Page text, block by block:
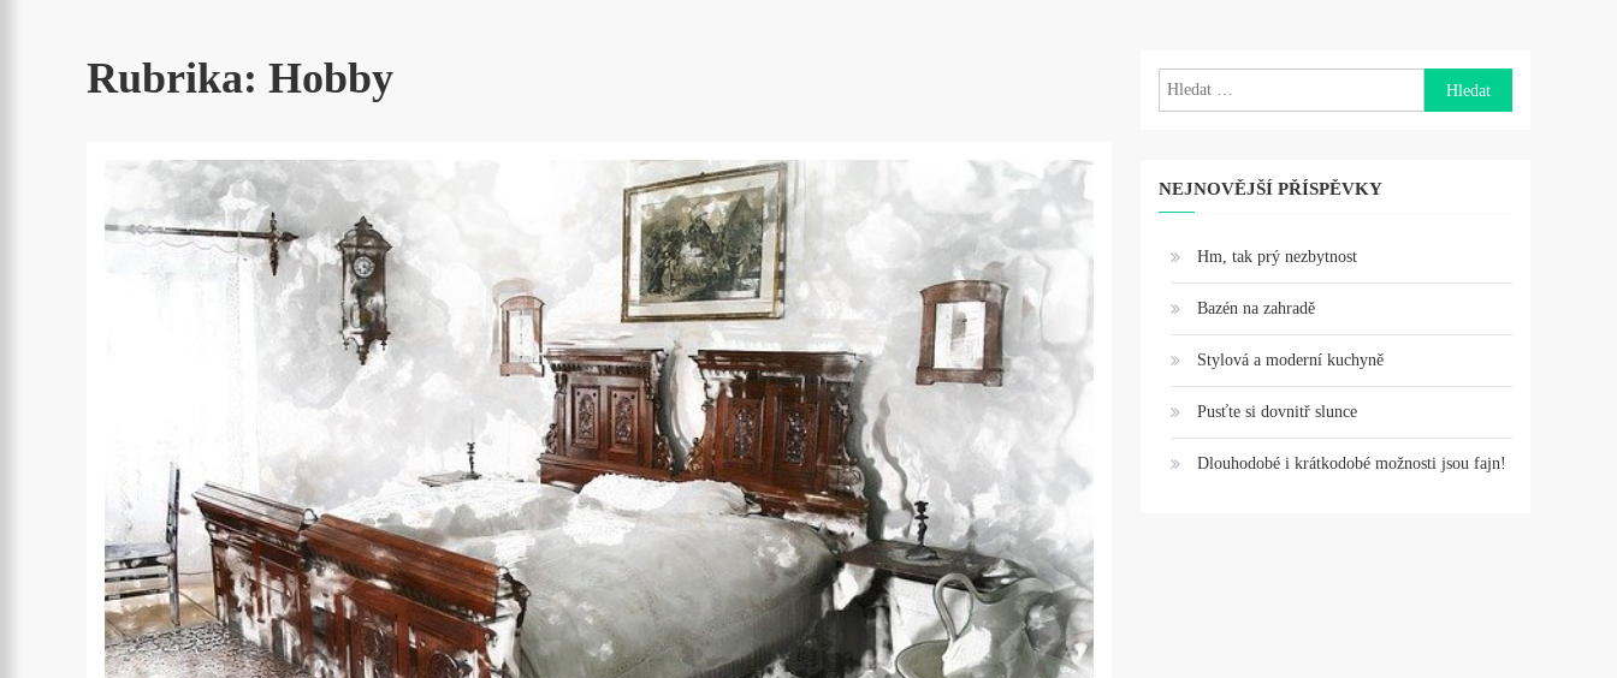
Rubrika: Hobby Vyhledávání
NEJNOVĚJŠÍ PŘÍSPĚVKY
Hm, tak prý nezbytnost
Bazén na zahradě
Stylová a moderní kuchyně
Pusťte si dovnitř slunce
Dlouhodobé i krátkodobé možnosti jsou fajn!